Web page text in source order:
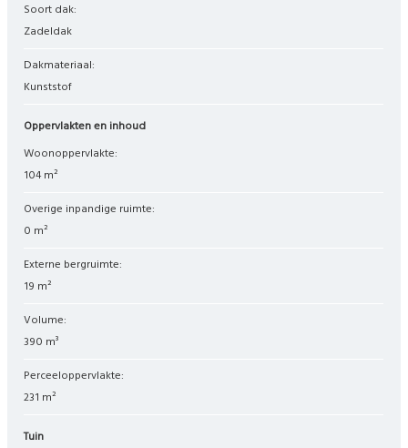
Soort dak:
Zadeldak
Dakmateriaal:
Kunststof
Oppervlakten en inhoud
Woonoppervlakte:
104 m²
Overige inpandige ruimte:
0 m²
Externe bergruimte:
19 m²
Volume:
390 m³
Perceeloppervlakte:
231 m²
Tuin